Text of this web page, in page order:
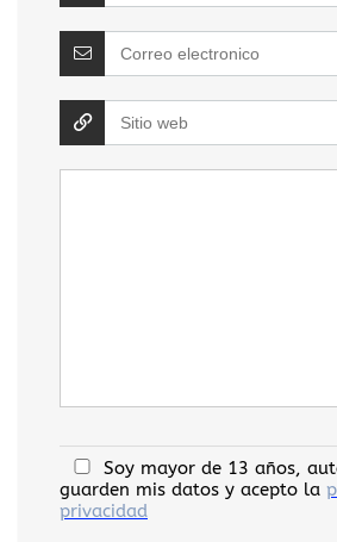
Soy mayor de 13 años,
guarden mis datos y acepto la
privacidad